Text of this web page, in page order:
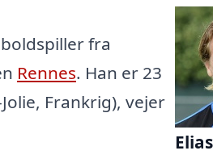
fra
Rennes. Han er 23
Frankrig), vejer